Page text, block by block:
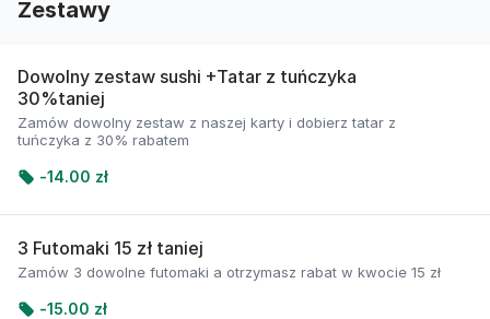
Zestawy
Dowolny zestaw sushi +Tatar z tuńczyka
30%taniej
Zamów dowolny zestaw z naszej karty i dobierz tatar z
tuńczyka z 30% rabatem
-14.00 zł
3 Futomaki 15 zł taniej
Zamów 3 dowolne futomaki a otrzymasz rabat w kwocie 15 zł
-15.00 zł